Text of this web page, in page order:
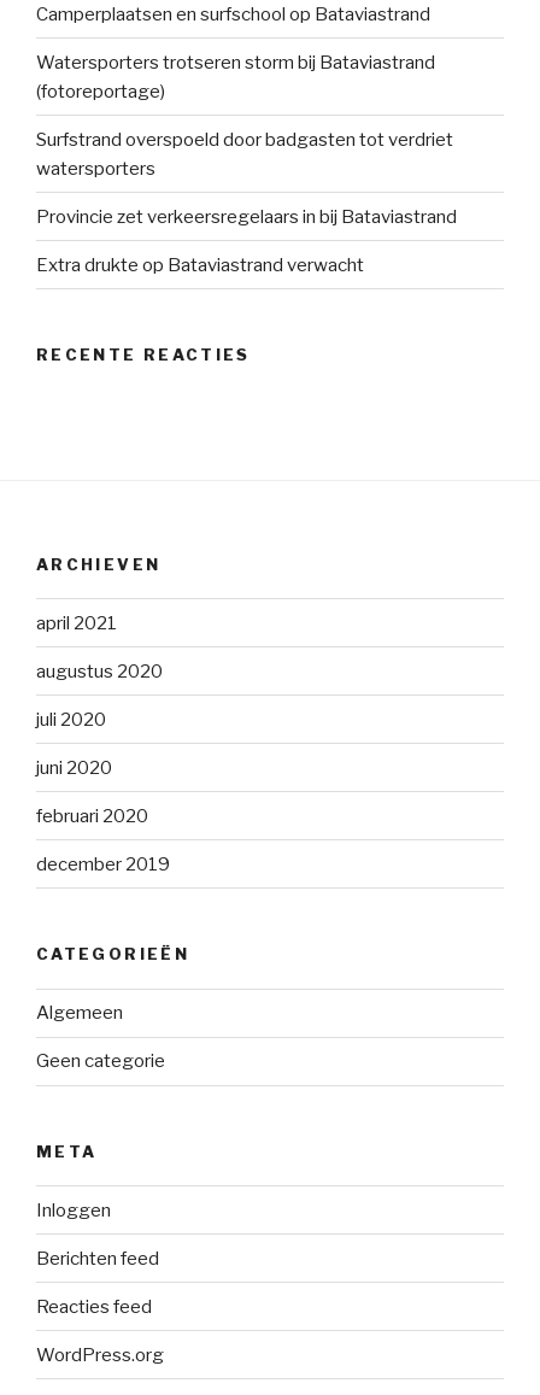
Camperplaatsen en surfschool op Bataviastrand
Watersporters trotseren storm bij Bataviastrand
(fotoreportage)
Surfstrand overspoeld door badgasten tot verdriet
watersporters
Provincie zet verkeersregelaars in bij Bataviastrand
Extra drukte op Bataviastrand verwacht
RECENTE REACTIES
ARCHIEVEN
april 2021
augustus 2020
juli 2020
juni 2020
februari 2020
december 2019
CATEGORIEËN
Algemeen
Geen categorie
META
Inloggen
Berichten feed
Reacties feed
WordPress.org